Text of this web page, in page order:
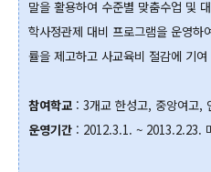
말을 활용하여 수준별 맞춤수업 및
학사정관제 대비 프로그램을 운영하
률을 제고하고 사교육비 절감에 기여
참여학교 : 3개교 한성고, 중앙여고,
운영기간 : 2012.3.1. ~ 2013.2.23.